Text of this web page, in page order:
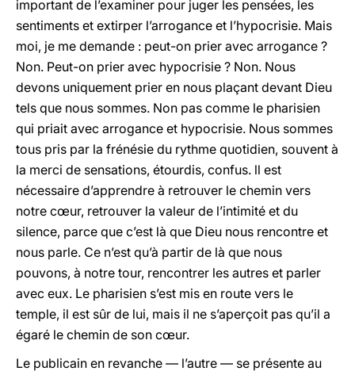
important de l’examiner pour juger les pensées, les
sentiments et extirper l’arrogance et l’hypocrisie. Mais
moi, je me demande : peut-on prier avec arrogance ?
Non. Peut-on prier avec hypocrisie ? Non. Nous
devons uniquement prier en nous plaçant devant Dieu
tels que nous sommes. Non pas comme le pharisien
qui priait avec arrogance et hypocrisie. Nous sommes
tous pris par la frénésie du rythme quotidien, souvent à
la merci de sensations, étourdis, confus. ll est
nécessaire d’apprendre à retrouver le chemin vers
notre cœur, retrouver la valeur de l’intimité et du
silence, parce que c’est là que Dieu nous rencontre et
nous parle. Ce n’est qu’à partir de là que nous
pouvons, à notre tour, rencontrer les autres et parler
avec eux. Le pharisien s’est mis en route vers le
temple, il est sûr de lui, mais il ne s’aperçoit pas qu’il a
égaré le chemin de son cœur.
Le publicain en revanche — l’autre — se présente au